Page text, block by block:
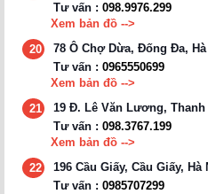
Tư vấn : 098.9976.299
Xem bản đồ -->
20
78 Ô Chợ Dừa, Đống Đa,
Tư vấn : 0965550699
Xem bản đồ -->
21
19 Đ. Lê Văn Lương, Thanh
Tư vấn : 098.3767.199
Xem bản đồ -->
22
196 Cầu Giấy, Cầu Giấy, Hà
Tư vấn : 0985707299